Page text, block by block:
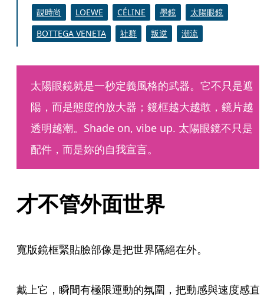
靚時尚 LOEWE CÉLINE 墨鏡
太陽眼鏡
BOTTEGA VENETA
社群 叛逆 潮流
太陽眼鏡就是一秒定義風格的武器。它不只是遮
陽，而是態度的放大器；鏡框越大越敢，鏡片越
透明越潮。Shade on, vibe up. 太陽眼鏡不只是
配件，而是妳的自我宣言。
才不管外面世界
寬版鏡框緊貼臉部像是把世界隔絕在外。
戴上它，瞬間有極限運動的氛圍，把動感與速度感直